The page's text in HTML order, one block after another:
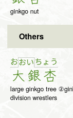
ginkgo nut
Others
おお
大
い ちょ う
銀杏
large ginkgo tree
division wrestlers